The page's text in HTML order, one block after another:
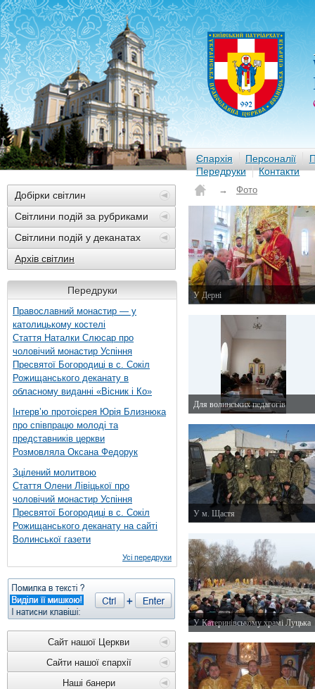
Єпархія Персоналії
Передруки
Контакти
Добірки світлин
Світлини подій за рубриками
Світлини подій у деканатах
Архів світлин
Передруки
Православний монастир — у
католицькому костелі
Стаття Наталки Слюсар про
чоловічий монастир Успіння
Пресвятої Богородиці в с. Сокіл
Рожищанського деканату в
обласному виданні «Вісник і Ко»
Інтерв’ю протоієрея Юрія Близнюка
про співпрацю молоді та
представників церкви
Розмовляла Оксана Федорук
Зцілений молитвою
Стаття Олени Лівіцької про
чоловічий монастир Успіння
Пресвятої Богородиці в с. Сокіл
Рожищанського деканату на сайті
Волинської газети
Усі передруки
Сайт нашої Церкви
Сайти нашої єпархії
Наші банери
→ Фото
У Дерні
Для волинських педагогів
У м. Щастя
У Катеринівському храмі Луцька